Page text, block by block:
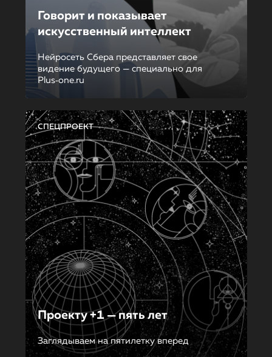
Говорит и показывает
искусственный интеллект
Нейросеть Сбера представляет свое
видение будущего — специально для
Plus‑one.ru
СПЕЦПРОЕКТ
Проекту +1 — пять лет
Заглядываем на пятилетку вперед